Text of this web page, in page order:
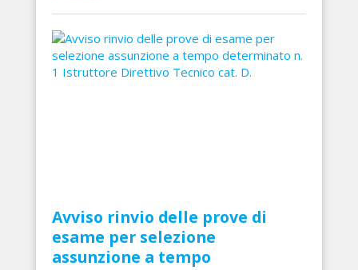
Avviso rinvio delle prove di
esame per selezione
assunzione a tempo